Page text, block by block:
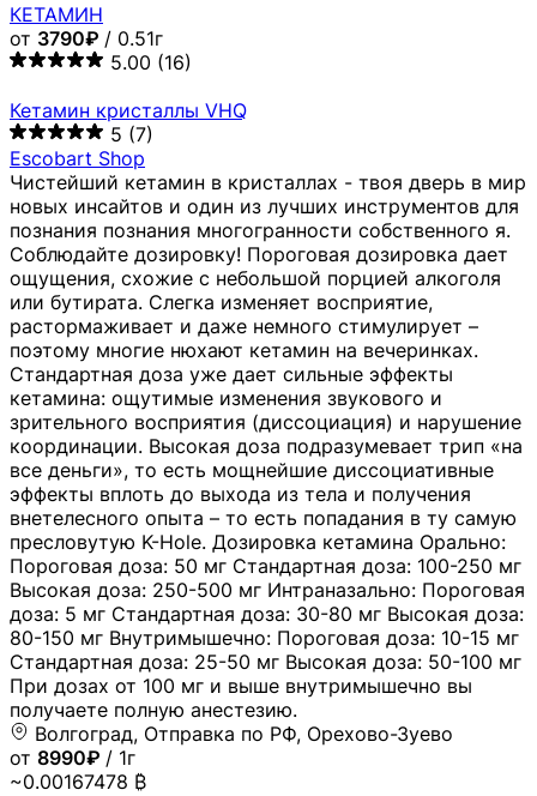
КЕТАМИН
от 3790₽ / 0.51г
5.00 (16)
Кетамин кристаллы VHQ
5 (7)
Escobart Shop
Чистейший кетамин в кристаллах - твоя дверь в мир
новых инсайтов и один из лучших инструментов для
познания познания многогранности собственного я.
Соблюдайте дозировку! Пороговая дозировка дает
ощущения, схожие с небольшой порцией алкоголя
или бутирата. Слегка изменяет восприятие,
растормаживает и даже немного стимулирует –
поэтому многие нюхают кетамин на вечеринках.
Стандартная доза уже дает сильные эффекты
кетамина: ощутимые изменения звукового и
зрительного восприятия (диссоциация) и нарушение
координации. Высокая доза подразумевает трип «на
все деньги», то есть мощнейшие диссоциативные
эффекты вплоть до выхода из тела и получения
внетелесного опыта – то есть попадания в ту самую
пресловутую K-Hole. Дозировка кетамина Орально:
Пороговая доза: 50 мг Стандартная доза: 100-250 мг
Высокая доза: 250-500 мг Интраназально: Пороговая
доза: 5 мг Стандартная доза: 30-80 мг Высокая доза:
80-150 мг Внутримышечно: Пороговая доза: 10-15 мг
Стандартная доза: 25-50 мг Высокая доза: 50-100 мг
При дозах от 100 мг и выше внутримышечно вы
получаете полную анестезию.
Волгоград, Отправка по РФ, Орехово-Зуево
от 8990₽ / 1г
~0.00167478 ₿